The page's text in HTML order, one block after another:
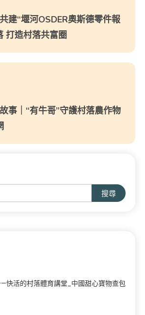
建“堰河OSDER奧斯德零件報
打造村落共富圈
事｜“有牛哥”守護村落農作物
搜尋
快活的村落體育講堂_中國甜心寶物查包